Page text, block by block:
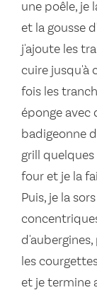
une poêle, je
et la gousse
j'ajoute les
cuire jusqu'à
fois les
éponge avec
badigeonne
grill
four et je la
Puis, je la
les
et je termine